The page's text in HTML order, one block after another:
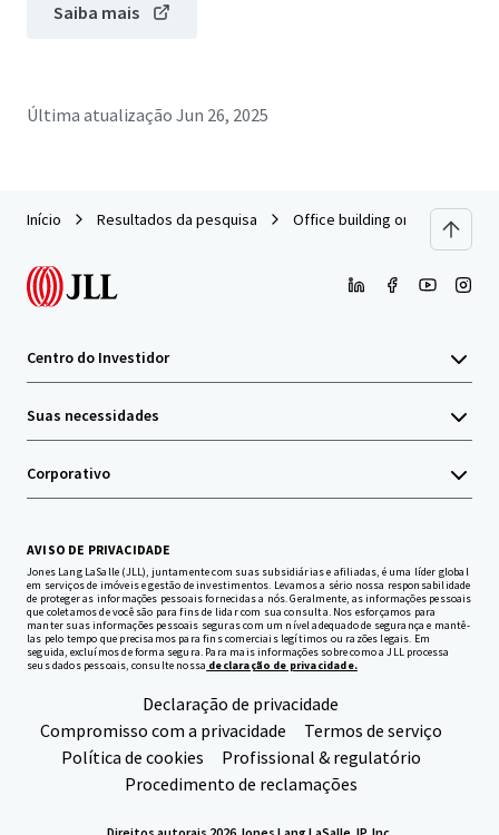
Saiba mais
Última atualização Jun 26, 2025
Início Resultados da pesquisa Office building on
Centro do Investidor
Suas necessidades
Corporativo
AVISO DE PRIVACIDADE
Jones Lang LaSalle (JLL), juntamente com suas subsidiárias e afiliadas, é uma líder global
em serviços de imóveis e gestão de investimentos. Levamos a sério nossa responsabilidade
de proteger as informações pessoais fornecidas a nós. Geralmente, as informações pessoais
que coletamos de você são para fins de lidar com sua consulta. Nos esforçamos para
manter suas informações pessoais seguras com um nível adequado de segurança e mantê-
las pelo tempo que precisamos para fins comerciais legítimos ou razões legais. Em
seguida, excluímos de forma segura. Para mais informações sobre como a JLL processa
seus dados pessoais, consulte nossa declaração de privacidade.
Declaração de privacidade
Compromisso com a privacidade
Termos de serviço
Política de cookies
Profissional & regulatório
Procedimento de reclamações